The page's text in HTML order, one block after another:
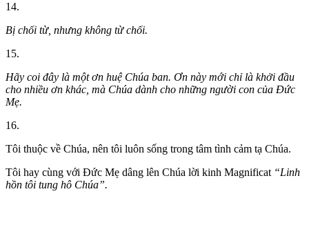
14.
Bị chối từ, nhưng không từ chối.
15.
Hãy coi đây là một ơn huệ Chúa ban. Ơn này mới chỉ là khởi đầu
cho nhiều ơn khác, mà Chúa dành cho những người con của Đức
Mẹ.
16.
Tôi thuộc về Chúa, nên tôi luôn sống trong tâm tình cảm tạ Chúa.
Tôi hay cùng với Đức Mẹ dâng lên Chúa lời kinh Magnificat “Linh
hồn tôi tung hô Chúa”.